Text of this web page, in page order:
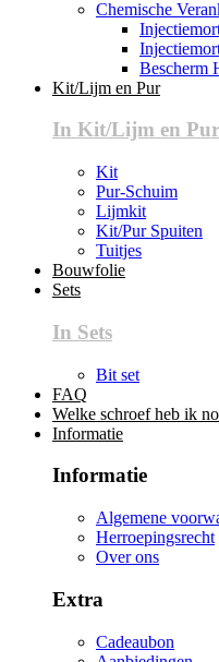
Chemische
Bescherm
Kit/Lijm en Pur
In Kit/Lijm en Pur
Kit
Pur-Schuim
Lijmkit
Kit/Pur Spuiten
Tuitjes
Bouwfolie
Sets
In Sets
Bit set
FAQ
Welke schroef heb ik
Informatie
Informatie
Algemene
Herroepingsrecht
Over ons
Extra
Cadeaubon